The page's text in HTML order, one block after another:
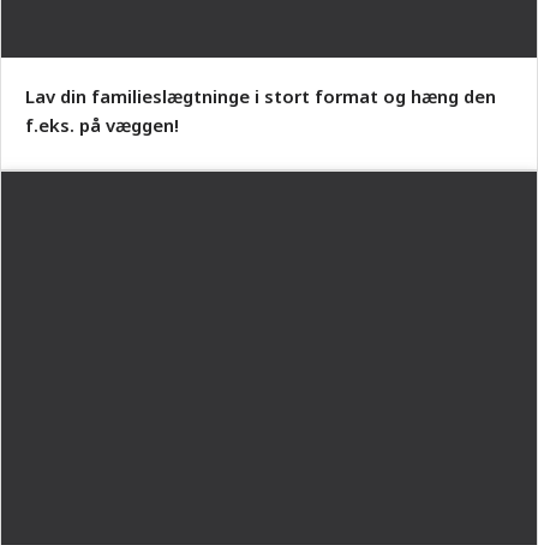
Lav din familieslægtninge i stort format og hæng den
f.eks. på væggen!